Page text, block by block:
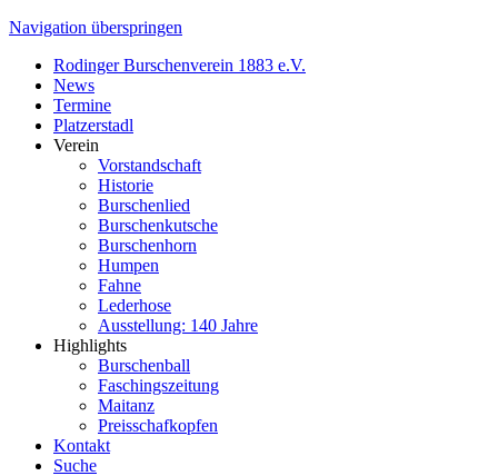
Navigation überspringen
Rodinger Burschenverein 1883 e.V.
News
Termine
Platzerstadl
Verein
Vorstandschaft
Historie
Burschenlied
Burschenkutsche
Burschenhorn
Humpen
Fahne
Lederhose
Ausstellung: 140 Jahre
Highlights
Burschenball
Faschingszeitung
Maitanz
Preisschafkopfen
Kontakt
Suche